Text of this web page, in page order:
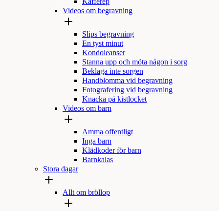
Videos om begravning
Slips begravning
En tyst minut
Kondoleanser
Stanna upp och möta någon i sorg
Beklaga inte sorgen
Handblomma vid begravning
Fotografering vid begravning
Knacka på kistlocket
Videos om barn
Amma offentligt
Inga barn
Klädkoder för barn
Barnkalas
Stora dagar
Allt om bröllop